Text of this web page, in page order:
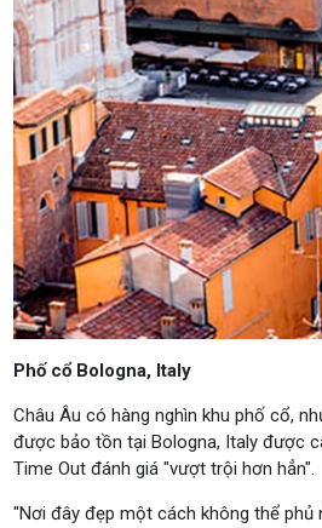
Phố cổ Bologna, Italy
Châu Âu có hàng nghìn khu phố cổ,
được bảo tồn tại Bologna, Italy được
Time Out đánh giá "vượt trội hơn hẳn".
"Nơi đây đẹp một cách không thể phủ